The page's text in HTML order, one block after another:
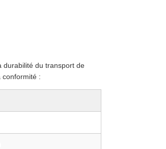
durabilité du transport de
conformité :